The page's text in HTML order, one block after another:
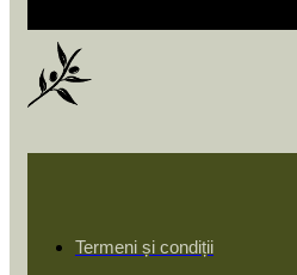
Termeni și condiții